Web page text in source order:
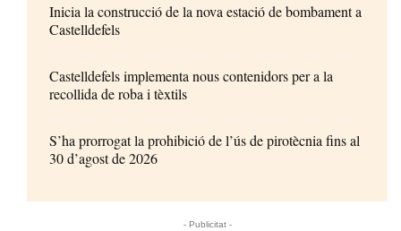
Inicia la construcció de la nova estació de bombament a
Castelldefels
Castelldefels implementa nous contenidors per a la
recollida de roba i tèxtils
S’ha prorrogat la prohibició de l’ús de pirotècnia fins al
30 d’agost de 2026
- Publicitat -